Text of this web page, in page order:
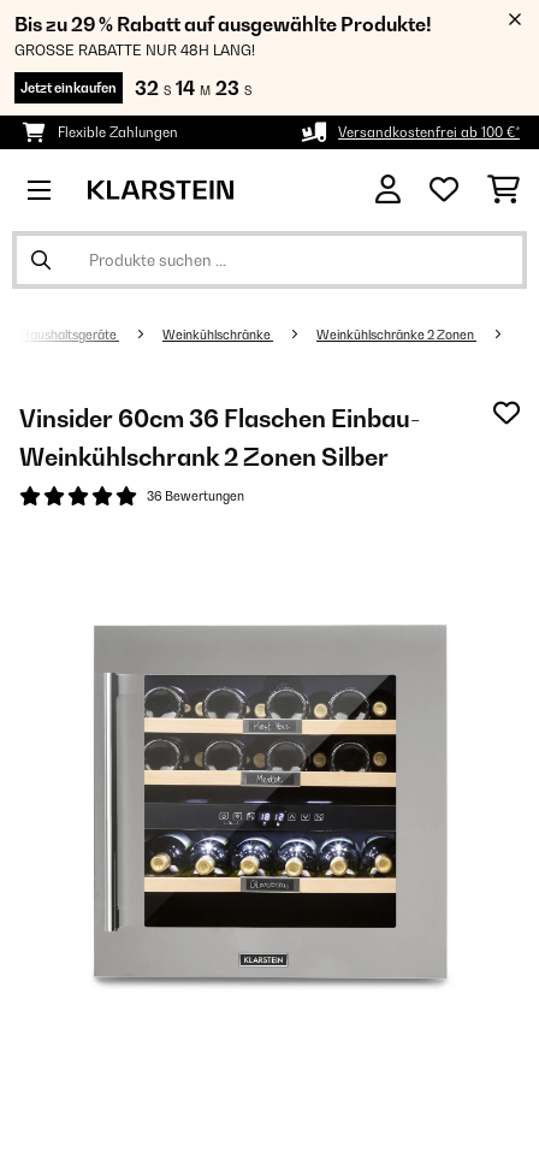
Bis zu 29 % Rabatt auf ausgewählte Produkte!
GROSSE RABATTE NUR 48H LANG!
Jetzt einkaufen 32 S 14 M 23 S
Flexible Zahlungen Versandkostenfrei ab 100 €*
Haushaltsgeräte Weinkühlschränke Weinkühlschränke 2 Zonen
Vinsider 60cm 36 Flaschen Einbau-
Weinkühlschrank 2 Zonen Silber
36 Bewertungen